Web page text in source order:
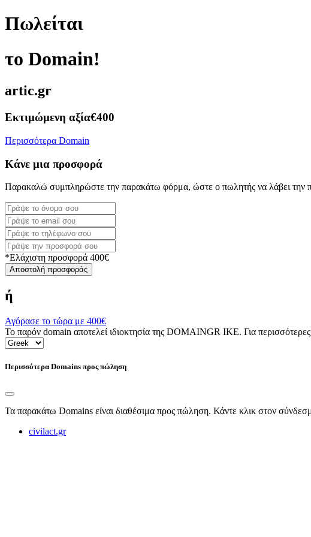
Πωλείται
το Domain!
artic.gr
Εκτιμώμενη αξία€400
Περισσότερα Domain
Κάνε μια προσφορά
Παρακαλώ συμπληρώστε την παρακάτω φόρμα, ώστε ο πωλητής να λάβει την
*Ελάχιστη προσφορά 400€
Αποστολή προσφοράς
ή
Αγόρασε το τώρα με 400€
Το παρόν domain αποτελεί ιδιοκτησία της DOMAINGR ΙΚΕ. Για
Περισσότερα Domains προς πώληση
Τα παρακάτω Domains είναι διαθέσιμα προς πώληση. Κάντε κλικ στον
civilact.gr